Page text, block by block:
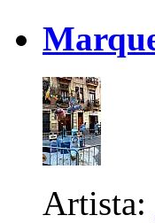
Artista: